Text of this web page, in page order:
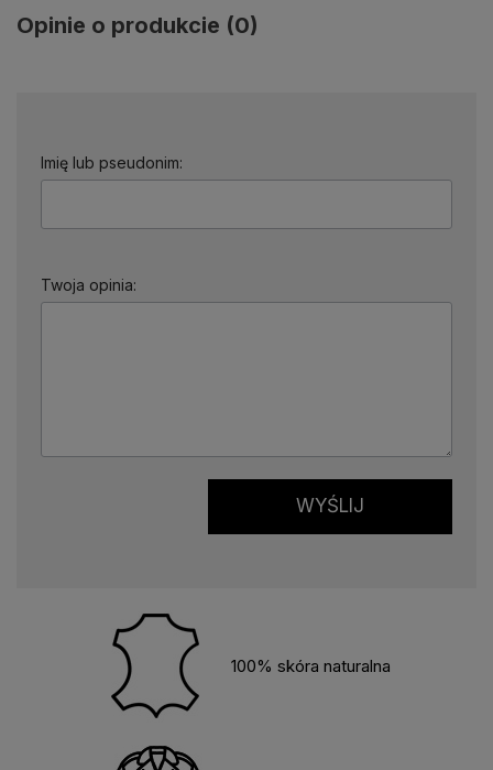
Opinie o produkcie (0)
Imię lub pseudonim:
Twoja opinia:
WYŚLIJ
100% skóra naturalna